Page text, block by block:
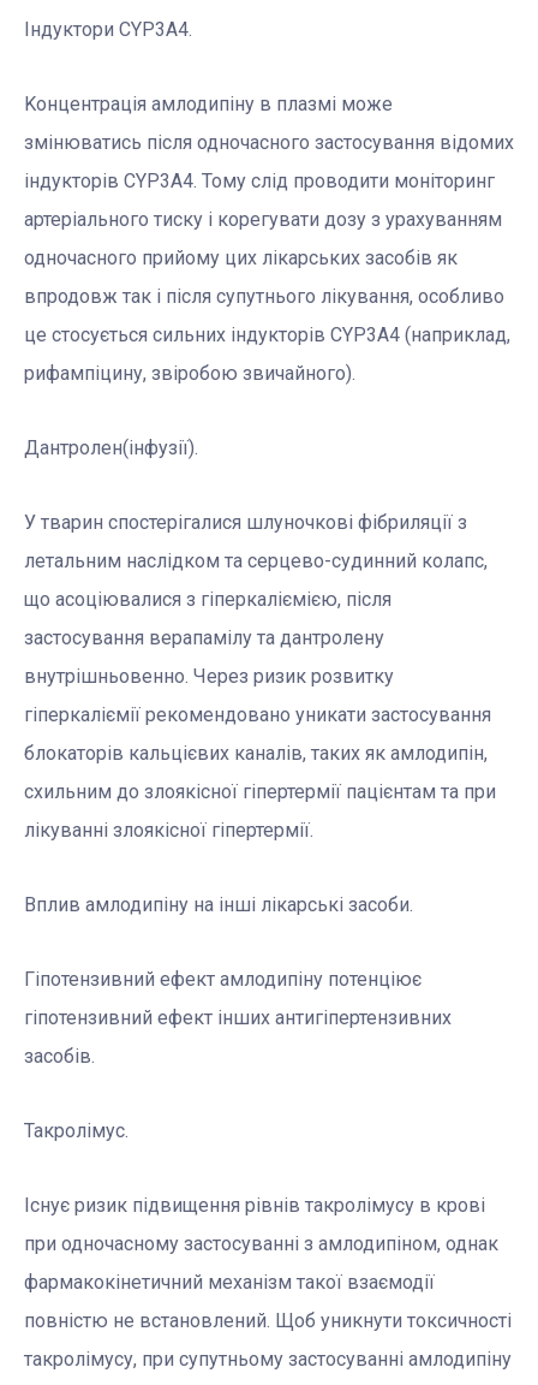
Індуктори CYP3A4.
Kонцентрація амлодипіну в плазмі може
змінюватись після одночасного застосування відомих
індукторів CYP3A4. Тому слід проводити моніторинг
артеріального тиску і корегувати дозу з урахуванням
одночасного прийому цих лікарських засобів як
впродовж так і після супутнього лікування, особливо
це стосується сильних індукторів CYP3A4 (наприклад,
рифампіцину, звіробою звичайного).
Дантролен(інфузії).
У тварин спостерігалися шлуночкові фібриляції з
летальним наслідком та серцево-судинний колапс,
що асоціювалися з гіперкаліємією, після
застосування верапамілу та дантролену
внутрішньовенно. Через ризик розвитку
гіперкаліємії рекомендовано уникати застосування
блокаторів кальцієвих каналів, таких як амлодипін,
схильним до злоякісної гіпертермії пацієнтам та при
лікуванні злоякісної гіпертермії.
Вплив амлодипіну на інші лікарські засоби.
Гіпотензивний ефект амлодипіну потенціює
гіпотензивний ефект інших антигіпертензивних
засобів.
Такролімус.
Існує ризик підвищення рівнів такролімусу в крові
при одночасному застосуванні з амлодипіном, однак
фармакокінетичний механізм такої взаємодії
повністю не встановлений. Щоб уникнути токсичності
такролімусу, при супутньому застосуванні амлодипіну